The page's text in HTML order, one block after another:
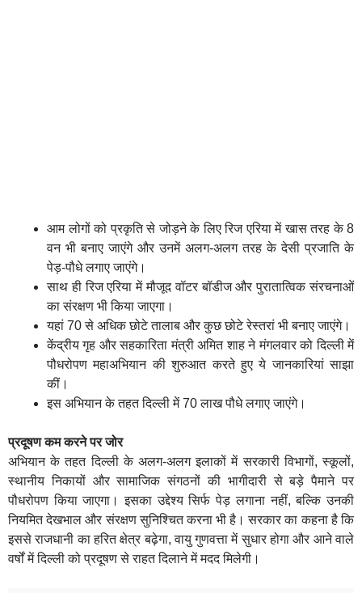
आम लोगों को प्रकृति से जोड़ने के लिए रिज एरिया में खास तरह के 8
वन भी बनाए जाएंगे और उनमें अलग-अलग तरह के देसी प्रजाति के
पेड़-पौधे लगाए जाएंगे।
साथ ही रिज एरिया में मौजूद वॉटर बॉडीज और पुरातात्विक संरचनाओं
का संरक्षण भी किया जाएगा।
यहां 70 से अधिक छोटे तालाब और कुछ छोटे रेस्तरां भी बनाए जाएंगे।
केंद्रीय गृह और सहकारिता मंत्री अमित शाह ने मंगलवार को दिल्ली में
पौधरोपण महाअभियान की शुरुआत करते हुए ये जानकारियां साझा
कीं।
इस अभियान के तहत दिल्ली में 70 लाख पौधे लगाए जाएंगे।
प्रदूषण कम करने पर जोर
अभियान के तहत दिल्ली के अलग-अलग इलाकों में सरकारी विभागों, स्कूलों,
स्थानीय निकायों और सामाजिक संगठनों की भागीदारी से बड़े पैमाने पर
पौधरोपण किया जाएगा। इसका उद्देश्य सिर्फ पेड़ लगाना नहीं, बल्कि उनकी
नियमित देखभाल और संरक्षण सुनिश्चित करना भी है। सरकार का कहना है कि
इससे राजधानी का हरित क्षेत्र बढ़ेगा, वायु गुणवत्ता में सुधार होगा और आने वाले
वर्षों में दिल्ली को प्रदूषण से राहत दिलाने में मदद मिलेगी।